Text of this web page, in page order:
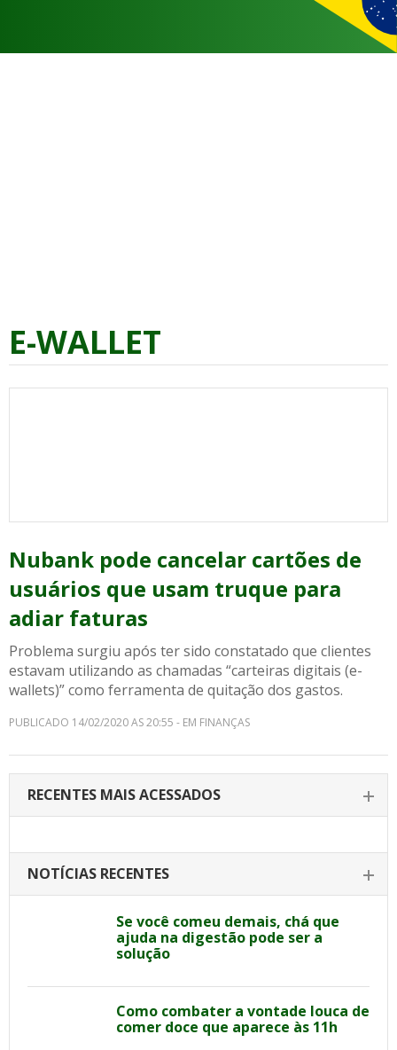
E-WALLET
Nubank pode cancelar cartões de
usuários que usam truque para
adiar faturas
Problema surgiu após ter sido constatado que clientes
estavam utilizando as chamadas “carteiras digitais (e-
wallets)” como ferramenta de quitação dos gastos.
PUBLICADO 14/02/2020 AS 20:55 - EM FINANÇAS
RECENTES MAIS ACESSADOS
NOTÍCIAS RECENTES
Se você comeu demais, chá que
ajuda na digestão pode ser a
solução
Como combater a vontade louca de
comer doce que aparece às 11h